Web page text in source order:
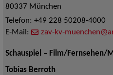
80337 München
Telefon: +49 228 50208-4000
E-Mail:
zav-kv-
Schauspiel – Film/Fernsehen/
Tobias Berroth